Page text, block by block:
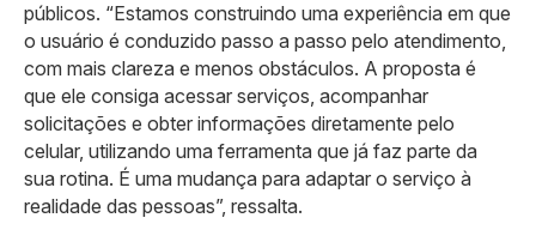
públicos. “Estamos construindo uma experiência em que
o usuário é conduzido passo a passo pelo atendimento,
com mais clareza e menos obstáculos. A proposta é
que ele consiga acessar serviços, acompanhar
solicitações e obter informações diretamente pelo
celular, utilizando uma ferramenta que já faz parte da
sua rotina. É uma mudança para adaptar o serviço à
realidade das pessoas”, ressalta.